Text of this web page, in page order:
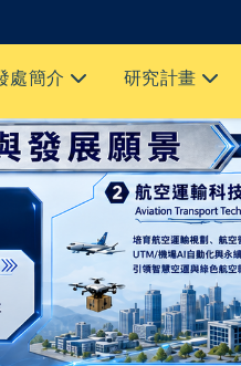
處簡介 研究計畫